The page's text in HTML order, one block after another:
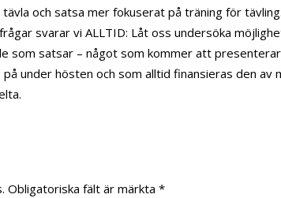
och satsa mer fokuserat på träning för
svarar vi ALLTID: Låt oss undersöka
som satsar – något som kommer att
under hösten och som alltid finansieras den
Obligatoriska fält är märkta *